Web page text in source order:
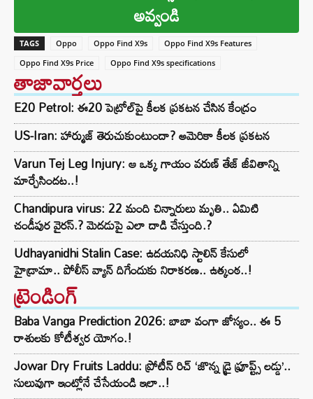
అవ్వండి
TAGS Oppo Oppo Find X9s
Oppo Find X9s Features
Oppo Find X9s Price
Oppo Find X9s specifications
తాజావార్తలు
E20 Petrol: ఈ20 పెట్రోల్‌పై కీలక ప్రకటన చేసిన కేంద్రం
US-Iran: హార్ముజ్ తెరుచుకుంటుందా? అమెరికా కీలక ప్రకటన
Varun Tej Leg Injury: ఆ ఒక్క గాయం వరుణ్ తేజ్ జీవితాన్ని
మార్చేసిందట..!
Chandipura virus: 22 మంది చిన్నారులు మృతి.. ఏమిటి
చండీపుర వైరస్.? మెదడుపై ఎలా దాడి చేస్తుంది.?
Udhayanidhi Stalin Case: ఉదయనిధి స్టాలిన్ కేసులో
హైడ్రామా.. పోలీస్ వ్యాన్ దిగేందుకు నిరాకరణ.. ఉత్కంఠ..!
ట్రెండింగ్‌
Baba Vanga Prediction 2026: బాబా వంగా జోస్యం.. ఈ 5
రాశులకు కోటీశ్వర యోగం.!
Jowar Dry Fruits Laddu: ప్రోటీన్ రిచ్ ‘జొన్న డ్రై ఫ్రూప్ట్స్ లడ్డు’..
సులువుగా ఇంట్లోనే చేసేయండి ఇలా..!